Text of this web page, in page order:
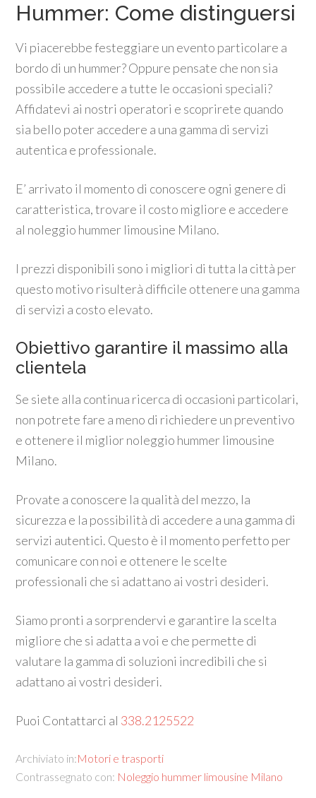
Hummer: Come distinguersi
Vi piacerebbe festeggiare un evento particolare a
bordo di un hummer? Oppure pensate che non sia
possibile accedere a tutte le occasioni speciali?
Affidatevi ai nostri operatori e scoprirete quando
sia bello poter accedere a una gamma di servizi
autentica e professionale.
E’ arrivato il momento di conoscere ogni genere di
caratteristica, trovare il costo migliore e accedere
al noleggio hummer limousine Milano.
I prezzi disponibili sono i migliori di tutta la città per
questo motivo risulterà difficile ottenere una gamma
di servizi a costo elevato.
Obiettivo garantire il massimo alla
clientela
Se siete alla continua ricerca di occasioni particolari,
non potrete fare a meno di richiedere un preventivo
e ottenere il miglior noleggio hummer limousine
Milano.
Provate a conoscere la qualità del mezzo, la
sicurezza e la possibilità di accedere a una gamma di
servizi autentici. Questo è il momento perfetto per
comunicare con noi e ottenere le scelte
professionali che si adattano ai vostri desideri.
Siamo pronti a sorprendervi e garantire la scelta
migliore che si adatta a voi e che permette di
valutare la gamma di soluzioni incredibili che si
adattano ai vostri desideri.
Puoi Contattarci al 338.2125522
Archiviato in:Motori e trasporti
Contrassegnato con: Noleggio hummer limousine Milano